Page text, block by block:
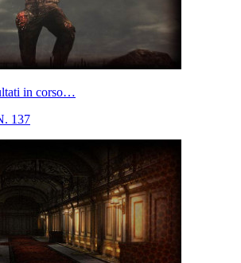
in corso…
137